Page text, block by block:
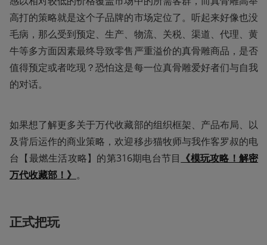
高打的策略就是这个子品牌的市场定位了。听起来好像也没
毛病，那么受到预定、生产、物流、关税、渠道、代理、黄
牛等多方面因素最终导致零售严重溢价的真骨雕商品，是否
值得预定或者吃现？恐怕这是每一位真骨雕爱好者们与自我
的对话。
如果想了解更多关于万代收藏部的组织框架、产品布局、以
及背后运作的商业策略，欢迎移步猫牧师与我作客罗叔的电
台【最燃生活攻略】的第316期电台节目 《模玩攻略！解密
万代收藏部！》 。
正式把玩